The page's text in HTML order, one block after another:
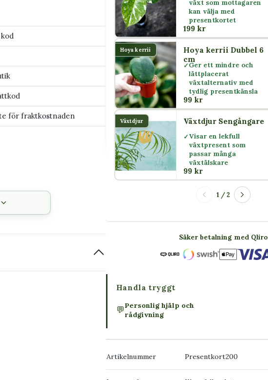
för fraktkostnaden
växt som mottagaren
kan välja med
presentkortet
199 kr
Hoya kerrii
Hoya kerrii Dubbel 6
cm
Ger ett mindre och
lättplacerat
växtalternativ med
tydlig presentkänsla
99 kr
Växtdjur Växtdjur Sengångare
Visar en lekfull
växtpresent som
passar många
växtälskare
99 kr
1 / 2
Säker betalning med Qliro
Handla tryggt
💬Personlig hjälp och
rådgivning
Artikelnummer Presentkort200